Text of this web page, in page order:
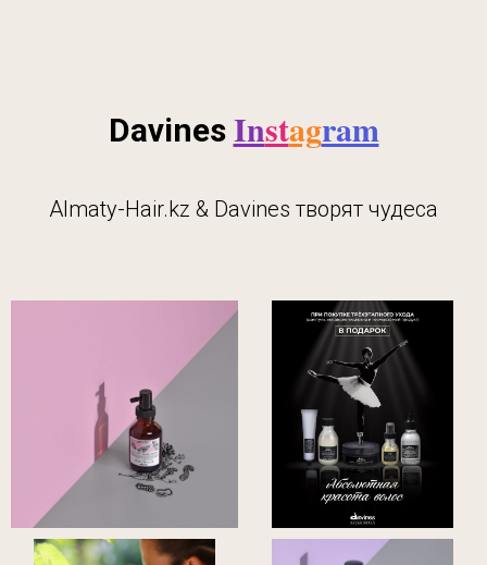
Davines Instagram
Almaty-Hair.kz & Davines творят чудеса